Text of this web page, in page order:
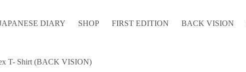
DIARY SHOP FIRST EDITION BACK VISION
T- Shirt (BACK VISION)